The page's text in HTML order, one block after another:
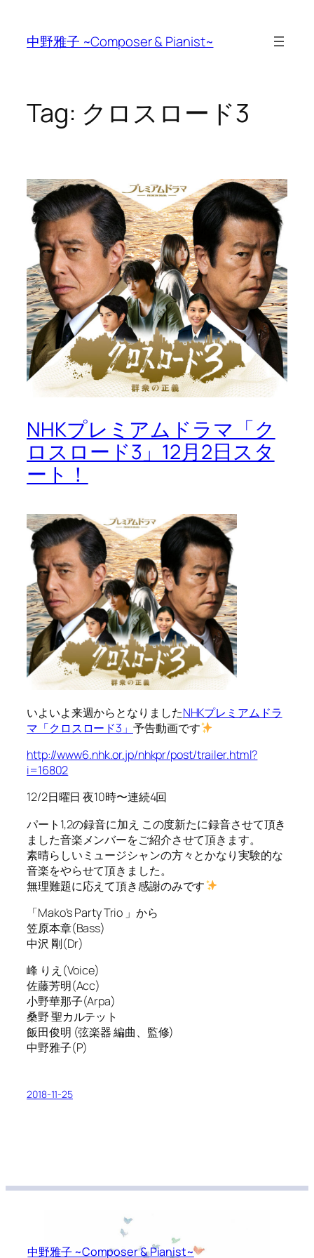
content
中野雅子 ~Composer & Pianist~
Tag: クロスロード3
NHKプレミアムドラマ「ク
ロスロード3」12月2日スタ
ート！
いよいよ来週からとなりましたNHKプレミアムドラ
マ「クロスロード3」 予告動画です
http://www6.nhk.or.jp/nhkpr/post/trailer.html?
i=16802
12/2日曜日 夜10時〜連続4回
パート1,2の録音に加え この度新たに録音させて頂き
ました音楽メンバーをご紹介させて頂きます。
素晴らしいミュージシャンの方々とかなり実験的な
音楽をやらせて頂きました。
無理難題に応えて頂き感謝のみです
「Mako’s Party Trio 」から
笠原本章(Bass)
中沢 剛(Dr)
峰 りえ(Voice)
佐藤芳明(Acc)
小野華那子(Arpa)
桑野 聖カルテット
飯田俊明 (弦楽器 編曲、監修)
中野雅子(P)
2018-11-25
中野雅子 ~Composer & Pianist~